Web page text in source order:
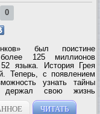
0
был поистине
125 миллионов
языка. История Грея
Теперь, с появлением
узнать тайны
держал свою жизнь
что мир вокруг него
ЧИТАТЬ